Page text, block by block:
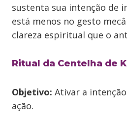
sustenta sua intenção de
está menos no gesto
clareza espiritual que o
Ritual da Centelha de
Objetivo: Ativar a
ação.